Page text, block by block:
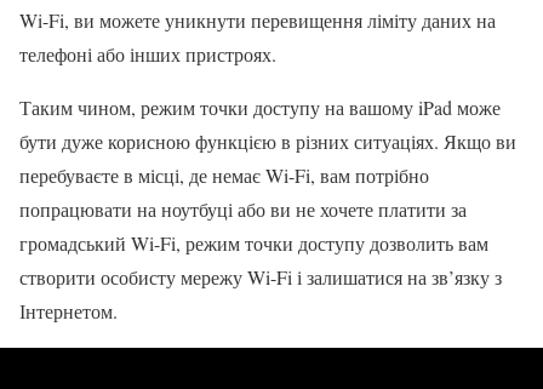
Wi-Fi, ви можете уникнути перевищення ліміту даних на
телефоні або інших пристроях.
Таким чином, режим точки доступу на вашому iPad може
бути дуже корисною функцією в різних ситуаціях. Якщо ви
перебуваєте в місці, де немає Wi-Fi, вам потрібно
попрацювати на ноутбуці або ви не хочете платити за
громадський Wi-Fi, режим точки доступу дозволить вам
створити особисту мережу Wi-Fi і залишатися на зв’язку з
Інтернетом.